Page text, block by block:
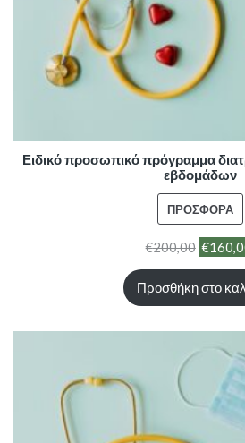
Ειδικό προσωπικό πρόγραμμα
εβδομάδων
ΠΡΟΣΦΟΡΆ
€200,00 €
Προσθήκη στο